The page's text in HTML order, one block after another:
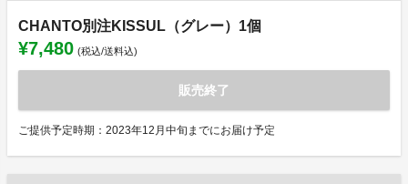
CHANTO別注KISSUL（グレー）1個
¥7,480 (税込/送料込)
販売終了
ご提供予定時期：2023年12月中旬までにお届け予定